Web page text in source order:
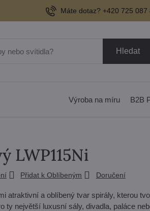
Máte dotaz? +420 725
Hledat
Výroba na míru B2B
LWP115Ni
Přidat k Oblíbeným Doručení
atraktivní a oblíbený tvar spirály, kterou
ty největší luxusní sály, divadla, paláce